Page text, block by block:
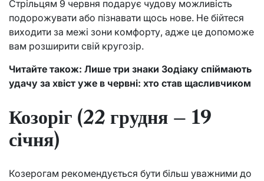
Стрільцям 9 червня подарує чудову можливість
подорожувати або пізнавати щось нове. Не бійтеся
виходити за межі зони комфорту, адже це допоможе
вам розширити свій кругозір.
Читайте також: Лише три знаки Зодіаку спіймають
удачу за хвіст уже в червні: хто став щасливчиком
Козоріг (22 грудня – 19
січня)
Козерогам рекомендується бути більш уважними до